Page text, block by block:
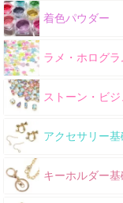
着色パウダー
ラメ・ホログラ
ストーン・ビジ
アクセサリー
キーホルダー